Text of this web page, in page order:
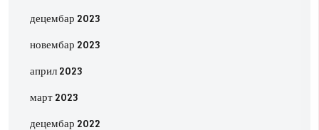
децембар 2023
новембар 2023
април 2023
март 2023
децембар 2022